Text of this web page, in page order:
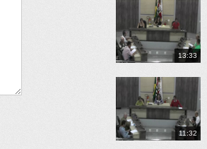
13:33
11:32